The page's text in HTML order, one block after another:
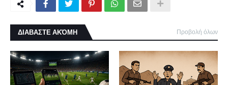
ΔΙΑΒΑΣΤΕ ΑΚΌΜΗ Προβολή όλων